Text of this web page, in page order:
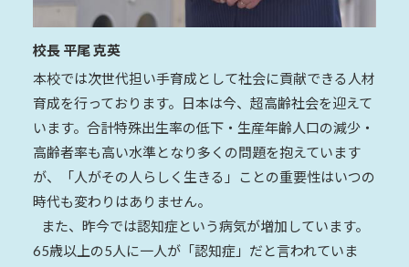
校長 平尾 克英
本校では次世代担い手育成として社会に貢献できる人材
育成を行っております。日本は今、超高齢社会を迎えて
います。合計特殊出生率の低下・生産年齢人口の減少・
高齢者率も高い水準となり多くの問題を抱えています
が、「人がその人らしく生きる」ことの重要性はいつの
時代も変わりはありません。
また、昨今では認知症という病気が増加しています。
65歳以上の5人に一人が「認知症」だと言われていま